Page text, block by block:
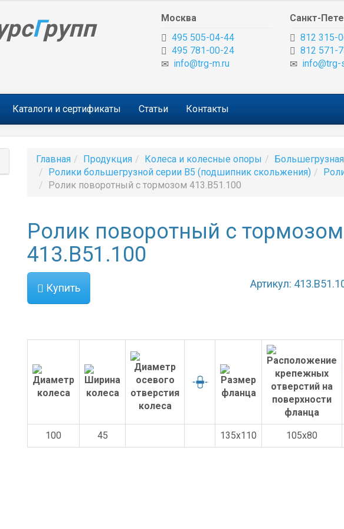
Групп
Москва
495 505-04-44
495 781-00-24
info@trg-m.ru
Санкт-
812 315-
812 571-
info@trg-
Каталоги и сертификаты Статьи Контакты
Главная Продукция Колеса и колесные опоры
Ролики большегрузной серии B5 (подшипник скольжения)
Ролик поворотный с тормозом 413.B51.100
Ролик поворотный с тормозом
413.B51.100
Купить Артикул:
100 45 135x110 105x80